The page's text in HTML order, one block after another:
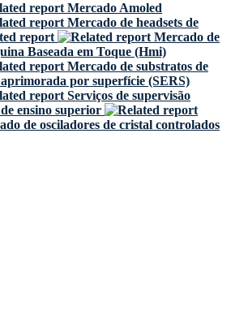
Mercado Amoled
Mercado de headsets de
Mercado de
Baseada em Toque (Hmi)
Mercado de substratos de
por superfície (SERS)
Serviços de supervisão
ensino superior
de osciladores de cristal controlados